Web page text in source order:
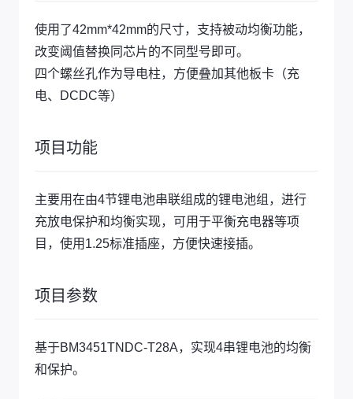
使用了42mm*42mm的尺寸，支持被动均衡功能，
改变阈值替换同芯片的不同型号即可。
四个螺丝孔作为导电柱，方便叠加其他板卡（充
电、DCDC等）
项目功能
主要用在由4节锂电池串联组成的锂电池组，进行
充放电保护和均衡实现，可用于平衡充电器等项
目，使用1.25标准插座，方便快速接插。
项目参数
基于BM3451TNDC-T28A，实现4串锂电池的均衡
和保护。